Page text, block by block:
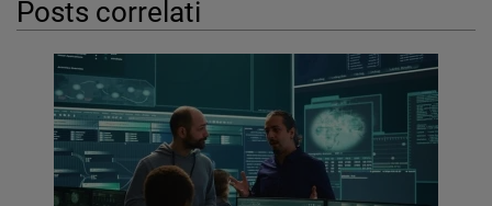
Posts correlati